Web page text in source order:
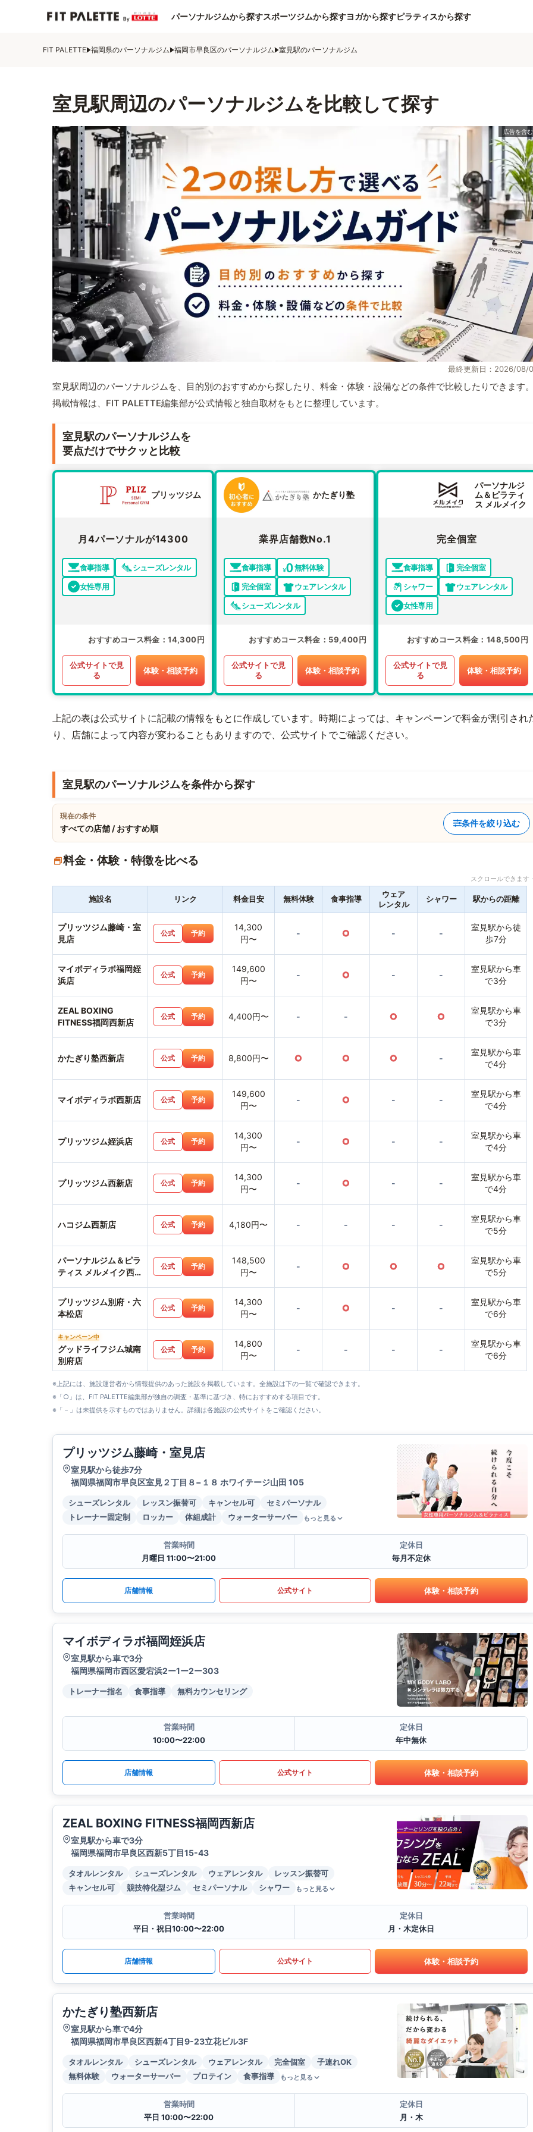
パーソナルジムから探すスポーツジムから探すヨガから探すピラティスから探す
FIT PALETTE 福岡県のパーソナルジム 福岡市早良区のパーソナルジム 室見駅のパーソナルジム
室見駅周辺のパーソナルジムを比較して探す
最終更新日：2026/08/
室見駅周辺のパーソナルジムを、目的別のおすすめから探したり、料金・体験・設備などの条件で比較したりできます
掲載情報は、FIT PALETTE編集部が公式情報と独自取材をもとに整理しています。
室見駅のパーソナルジムを
要点だけでサクッと比較
プリッツジム
月4パーソナルが14300
食事指導
シューズレンタル
女性専用
おすすめコース料金 14,300円
公式サイトで見
る
体験・相談予約
かたぎり塾
業界店舗数No.1
食事指導
無料体験
完全個室
ウェアレンタル
シューズレンタル
おすすめコース料金 59,400円
公式サイトで見
る
体験・相談予約
パーソナルジ
ム＆ピラティ
ス メルメイク
完全個室
食事指導
完全個室
シャワー
ウェアレンタル
女性専用
おすすめコース料金 148,500円
公式サイトで見
る
体験・相談予約
上記の表は公式サイトに記載の情報をもとに作成しています。時期によっては、キャンペーンで料金が割引され
り、店舗によって内容が変わることもありますので、公式サイトでご確認ください。
室見駅のパーソナルジムを条件から探す
現在の条件
すべての店舗 / おすすめ順
条件を絞り込む
料金・体験・特徴を比べる
スクロールできま
施設名 リンク 料金目安 無料体験 食事指導
ウェア
レンタル
シャワー 駅からの距離
プリッツジム藤崎・室
見店
公式 予約
14,300
円〜
- ○ - -
室見駅から徒
歩7分
マイボディラボ福岡姪
浜店
公式 予約
149,600
円〜
- ○ - -
室見駅から車
で3分
ZEAL BOXING
FITNESS福岡西新店
公式 予約 4,400円〜 - - ○ ○
室見駅から車
で3分
かたぎり塾西新店 公式 予約 8,800円〜 ○ ○ ○ -
室見駅から車
で4分
マイボディラボ西新店 公式 予約
149,600
円〜
- ○ - -
室見駅から車
で4分
プリッツジム姪浜店 公式 予約
14,300
円〜
- ○ - -
室見駅から車
で4分
プリッツジム西新店 公式 予約
14,300
円〜
- ○ - -
室見駅から車
で4分
ハコジム西新店 公式 予約 4,180円〜 - - - -
室見駅から車
で5分
パーソナルジム＆ピラ
ティス メルメイク西新
公式 予約
148,500
円〜
- ○ ○ ○
室見駅から車
で5分
プリッツジム別府・六
本松店
公式 予約
14,300
円〜
- ○ - -
室見駅から車
で6分
キャンペーン中
グッドライフジム城南
別府店
公式 予約
14,800
円〜
- - - -
室見駅から車
で6分
※上記には、施設運営者から情報提供のあった施設を掲載しています。全施設は下の一覧で確認できます。
※「○」は、FIT PALETTE編集部が独自の調査・基準に基づき、特におすすめする項目です。
※「－」は未提供を示すものではありません。詳細は各施設の公式サイトをご確認ください。
プリッツジム藤崎・室見店
室見駅から徒歩7分
福岡県福岡市早良区室見２丁目８−１８ ホワイテージ山田 105
シューズレンタル レッスン振替可 キャンセル可
セミパーソナル
トレーナー固定制
ロッカー 体組成計 ウォーターサーバー もっと見る
営業時間
月曜日 11:00〜21:00
定休日
毎月不定休
店舗情報 公式サイト 体験・相談予約
マイボディラボ福岡姪浜店
室見駅から車で3分
福岡県福岡市西区愛宕浜2ー1ー2ー303
トレーナー指名 食事指導 無料カウンセリング
営業時間
10:00〜22:00
定休日
年中無休
店舗情報 公式サイト 体験・相談予約
ZEAL BOXING FITNESS福岡西新店
室見駅から車で3分
福岡県福岡市早良区西新5丁目15-43
タオルレンタル シューズレンタル ウェアレンタル
レッスン振替可
キャンセル可
競技特化型ジム セミパーソナル シャワー もっと見る
営業時間
平日・祝日10:00〜22:00
定休日
月・木定休日
店舗情報 公式サイト 体験・相談予約
かたぎり塾西新店
室見駅から車で4分
福岡県福岡市早良区西新4丁目9-23立花ビル3F
タオルレンタル シューズレンタル ウェアレンタル 完全個室
子連れOK
無料体験
ウォーターサーバー プロテイン 食事指導 もっと見る
営業時間
平日 10:00〜22:00
定休日
月・木